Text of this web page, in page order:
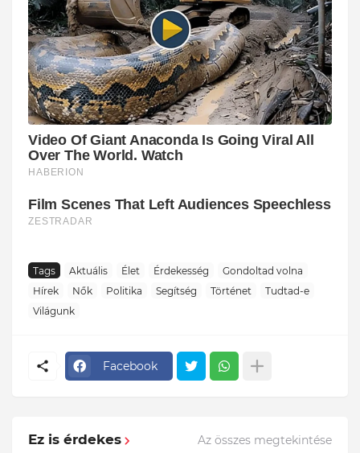
Tags Aktuális Élet Érdekesség
Gondoltad volna
Hírek
Nők Politika Segítség Történet
Tudtad-e
Világunk
Facebook
Ez is érdekes Az összes megtekintése